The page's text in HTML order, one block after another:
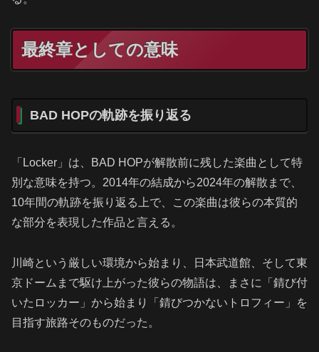
最終章としての意味
BAD HOPの軌跡を振り返る
「Locker」は、BAD HOPが解散前に残した楽曲として特
別な意味を持つ。2014年の結成から2024年の解散まで、
10年間の軌跡を振り返る上で、この楽曲は彼らの本質的
な部分を表現した作品と言える。
川崎という厳しい環境から始まり、日本武道館、そして東
京ドームまで駆け上がった彼らの物語は、まさに「錆び付
いたロッカー」から始まり「錆びつかないトロフィー」を
目指す旅路そのものだった。